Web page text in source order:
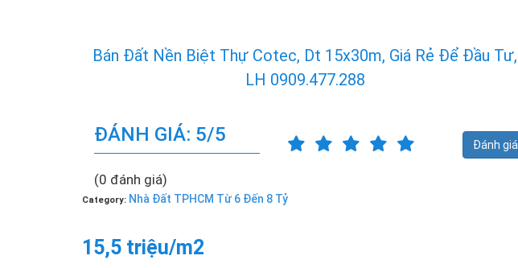
Bán Đất Nền Biệt Thự Cotec, Dt 15x30m, Giá Rẻ Để Đầu Tư,
LH 0909.477.288
ĐÁNH GIÁ: 5/5
(0 đánh giá)
Đánh giá
Category: Nhà Đất TPHCM Từ 6 Đến 8 Tỷ
15,5 triệu/m2